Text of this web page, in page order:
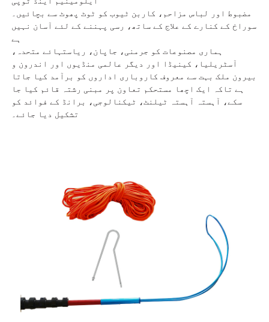
مضبوط اور لباس مزاحم، کاربن ٹیوب کو ٹوٹ پھوٹ سے بچائیں۔
سوراخ کے کنارے کے علاج کے ساتھ، رسی پہننے کے لئے آسان نہیں
ہے
ہماری مصنوعات کو جرمنی، جاپان، ریاستہائے متحدہ،
آسٹریلیا، کینیڈا اور دیگر عالمی منڈیوں اور اندرون و
بیرون ملک بہت سے معروف کاروباری اداروں کو برآمد کیا جاتا
ہے تاکہ ایک اچھا مستحکم تعاون پر مبنی رشتہ قائم کیا جا
سکے، آہستہ آہستہ ٹیلنٹ، ٹیکنالوجی، برانڈ کے فوائد کو
تشکیل دیا جائے۔